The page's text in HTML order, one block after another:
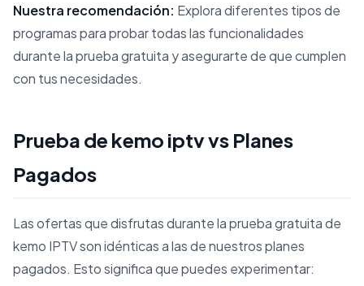
Nuestra recomendación: Explora diferentes tipos de
programas para probar todas las funcionalidades
durante la prueba gratuita y asegurarte de que cumplen
con tus necesidades.
Prueba de kemo iptv vs Planes
Pagados
Las ofertas que disfrutas durante la prueba gratuita de
kemo IPTV son idénticas a las de nuestros planes
pagados. Esto significa que puedes experimentar: